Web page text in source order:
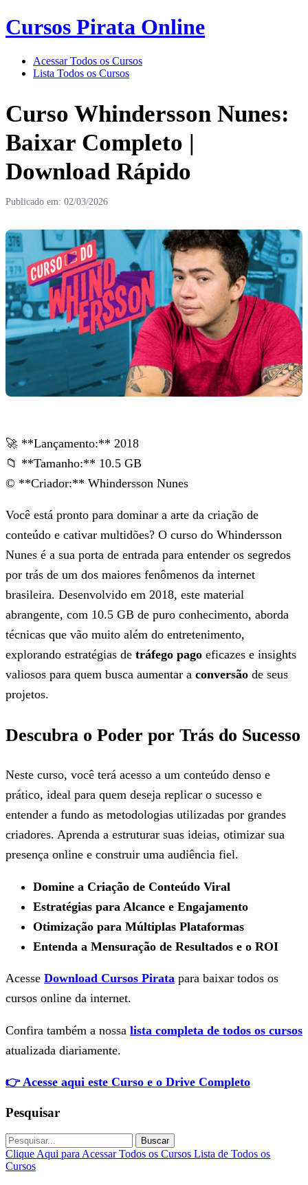
Cursos Pirata Online
Acessar Todos os Cursos
Lista Todos os Cursos
Curso Whindersson Nunes:
Baixar Completo |
Download Rápido
Publicado em: 02/03/2026
🚀 **Lançamento:** 2018
📁 **Tamanho:** 10.5 GB
©️ **Criador:** Whindersson Nunes
Você está pronto para dominar a arte da criação de
conteúdo e cativar multidões? O curso do Whindersson
Nunes é a sua porta de entrada para entender os segredos
por trás de um dos maiores fenômenos da internet
brasileira. Desenvolvido em 2018, este material
abrangente, com 10.5 GB de puro conhecimento, aborda
técnicas que vão muito além do entretenimento,
explorando estratégias de tráfego pago eficazes e insights
valiosos para quem busca aumentar a conversão de seus
projetos.
Descubra o Poder por Trás do Sucesso
Neste curso, você terá acesso a um conteúdo denso e
prático, ideal para quem deseja replicar o sucesso e
entender a fundo as metodologias utilizadas por grandes
criadores. Aprenda a estruturar suas ideias, otimizar sua
presença online e construir uma audiência fiel.
Domine a Criação de Conteúdo Viral
Estratégias para Alcance e Engajamento
Otimização para Múltiplas Plataformas
Entenda a Mensuração de Resultados e o ROI
Acesse Download Cursos Pirata para baixar todos os
cursos online da internet.
Confira também a nossa lista completa de todos os cursos
atualizada diariamente.
👉 Acesse aqui este Curso e o Drive Completo
Pesquisar
Buscar
Clique Aqui para Acessar Todos os Cursos Lista de Todos os
Cursos